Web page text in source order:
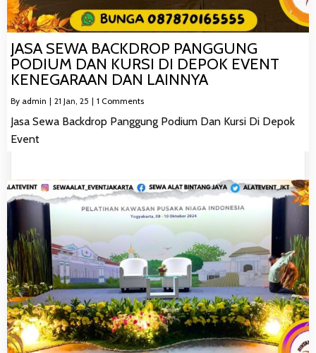
JASA SEWA BACKDROP PANGGUNG
PODIUM DAN KURSI DI DEPOK EVENT
KENEGARAAN DAN LAINNYA
By admin | 21 Jan, 25 | 1 Comments
Jasa Sewa Backdrop Panggung Podium Dan Kursi Di Depok
Event